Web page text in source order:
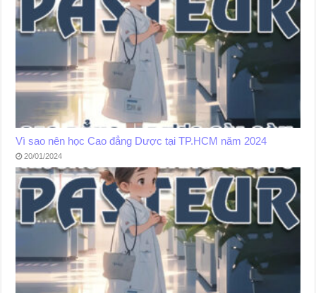
Vì sao nên học Cao đẳng Dược tại TP.HCM năm 2024
20/01/2024